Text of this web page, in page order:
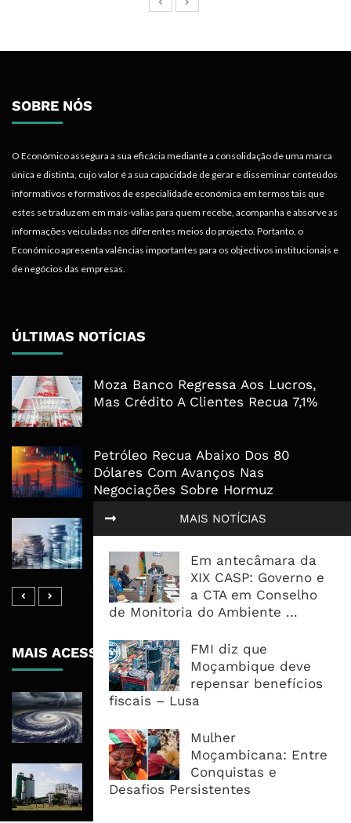
MAIS NOTÍCIAS
Em antecâmara da
XIX CASP: Governo e
a CTA em Conselho
de Monitoria do Ambiente ...
FMI diz que
Moçambique deve
repensar benefícios
fiscais – Lusa
Mulher
Moçambicana: Entre
Conquistas e
Desafios Persistentes
SOBRE NÓS
O Económico assegura a sua eficácia mediante a consolidação de uma marca
única e distinta, cujo valor é a sua capacidade de gerar e disseminar conteúdos
informativos e formativos de especialidade económica em termos tais que
estes se traduzem em mais-valias para quem recebe, acompanha e absorve as
informações veiculadas nos diferentes meios do projecto. Portanto, o
Económico apresenta valências importantes para os objectivos institucionais e
de negócios das empresas.
ÚLTIMAS NOTÍCIAS
Moza Banco Regressa Aos Lucros,
Mas Crédito A Clientes Recua 7,1%
Petróleo Recua Abaixo Dos 80
Dólares Com Avanços Nas
Negociações Sobre Hormuz
Dívida Pública Sobe Para 1,13 Biliões
Para O Mercado Interno
MAIS ACESSADOS
Tempestade Tropical GEZANI Poderá
Pessoas No Centro E Sul ...
Governo admite nova operadora
para a Mozal após suspensão das